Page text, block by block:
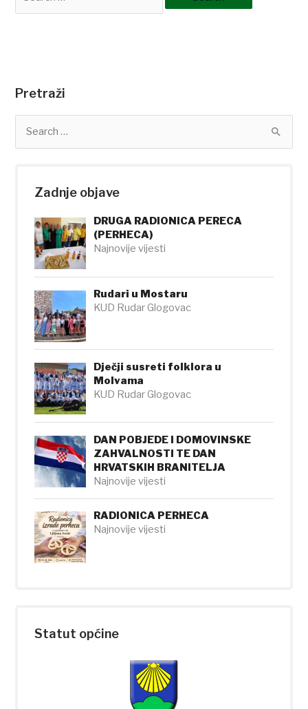
Pretraži
e
Zadnje objave
DRUGA RADIONICA PERECA
(PERHECA)
Najnovije vijesti
Rudari u Mostaru
KUD Rudar Glogovac
Dječji susreti folklora u
Molvama
KUD Rudar Glogovac
DAN POBJEDE I DOMOVINSKE
ZAHVALNOSTI TE DAN
HRVATSKIH BRANITELJA
Najnovije vijesti
RADIONICA PERHECA
Najnovije vijesti
Statut općine